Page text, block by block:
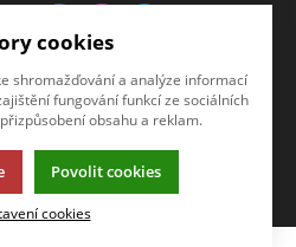
TECAM PCV a.s.
uřídí celou vaši firmu.
cookies
shromažďování a analýze informací
fungování funkcí ze sociálních
obsahu a reklam.
Povolit cookies
cookies